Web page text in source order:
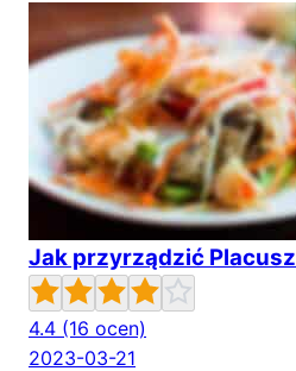
Jak przyrządzić
4.4 (16 ocen)
2023-03-21